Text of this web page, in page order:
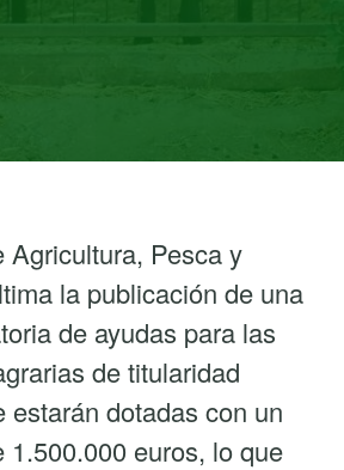
Agricultura, Pesca y
la publicación de una
de ayudas para las
de titularidad
estarán dotadas con un
1.500.000 euros, lo que